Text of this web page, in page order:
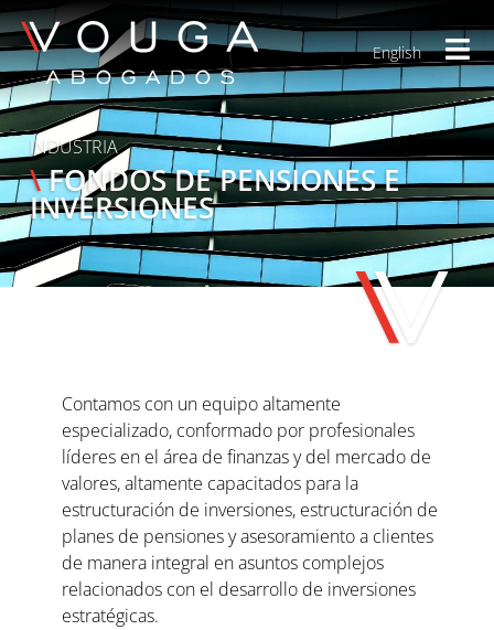
English
INDUSTRIA
\FONDOS DE PENSIONES E
INVERSIONES
Contamos con un equipo altamente
especializado, conformado por profesionales
líderes en el área de finanzas y del mercado de
valores, altamente capacitados para la
estructuración de inversiones, estructuración de
planes de pensiones y asesoramiento a clientes
de manera integral en asuntos complejos
relacionados con el desarrollo de inversiones
estratégicas.